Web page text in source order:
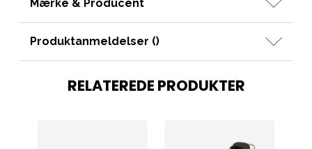
Mærke & Producent
Produktanmeldelser ()
RELATEREDE PRODUKTER